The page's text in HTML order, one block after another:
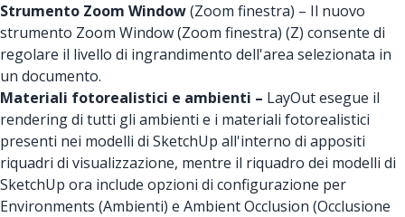
Strumento Zoom Window(Zoom finestra) – Il nuovo
strumento Zoom Window (Zoom finestra) (Z) consente di
regolare il livello di ingrandimento dell'area selezionata in
un documento.
Materiali fotorealistici e ambienti – LayOut esegue il
rendering di tutti gli ambienti e i materiali fotorealistici
presenti nei modelli di SketchUp all'interno di appositi
riquadri di visualizzazione, mentre il riquadro dei modelli di
SketchUp ora include opzioni di configurazione per
Environments (Ambienti) e Ambient Occlusion (Occlusione